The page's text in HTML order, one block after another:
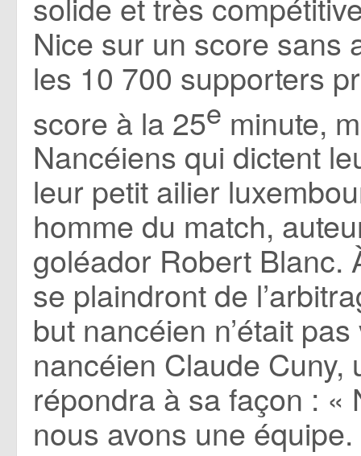
Nice sur un score sans
les 10 700 supporters
score à la 25e minute,
Nancéiens qui dictent
leur petit ailier
homme du match,
goléador Robert Blanc.
se plaindront de
but nancéien n’était
nancéien Claude Cuny,
répondra à sa façon : «
nous avons une